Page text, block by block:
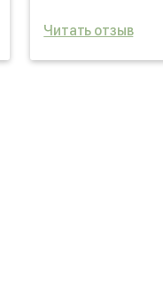
Читать отзыв